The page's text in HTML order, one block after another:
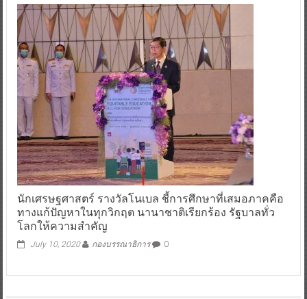
นักเศรษฐศาสตร์ รางวัลโนเบล ชี้การศึกษาที่เสมอภาคคือ
ทางแก้ปัญหาในทุกวิกฤต นานาชาติเรียกร้อง รัฐบาลทั่ว
โลกให้ความสำคัญ
July 10, 2020 กองบรรณาธิการ 0